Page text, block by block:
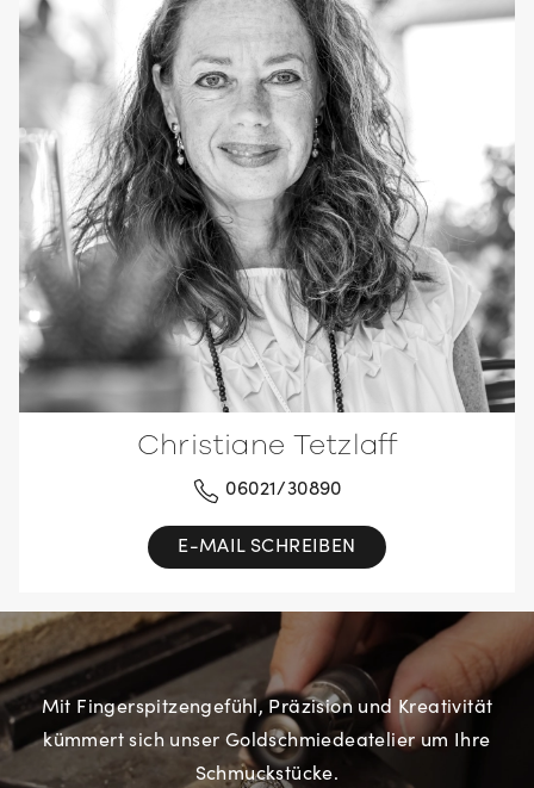
Christiane Tetzlaff
06021/30890
E-MAIL SCHREIBEN
Mit Fingerspitzengefühl, Präzision und Kreativität
kümmert sich unser Goldschmiedeatelier um Ihre
Schmuckstücke.